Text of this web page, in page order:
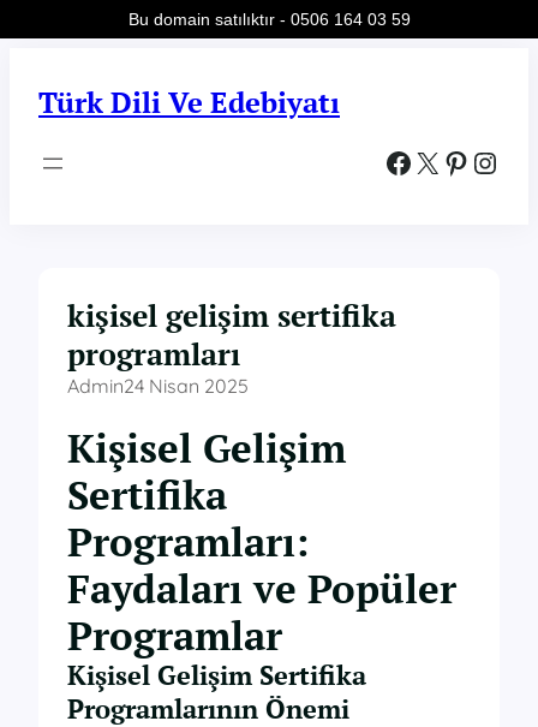
Türk Dili Ve Edebiyatı
Facebook X Pinterest Instagram
kişisel gelişim sertifika
programları
Admin24 Nisan 2025
Kişisel Gelişim
Sertifika
Programları:
Faydaları ve Popüler
Programlar
Kişisel Gelişim Sertifika
Programlarının Önemi
Bu domain satılıktır - 0506 164 03 59